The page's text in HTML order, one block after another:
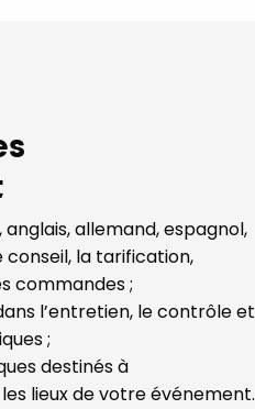
allemand, espagnol,
la tarification,
commandes ;
l’entretien, le contrôle et
;
destinés à
lieux de votre événement.